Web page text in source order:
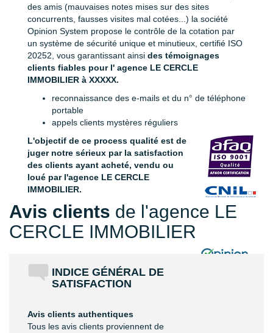
des amis (mauvaises notes mises sur des sites
concurrents, fausses visites mal cotées...) la société
Opinion System propose le contrôle de la cotation par
un système de sécurité unique et minutieux, certifié ISO
20252, vous garantissant ainsi des témoignages
clients fiables pour l' agence LE CERCLE
IMMOBILIER à XXXXX.
reconnaissance des e-mails et du n° de téléphone
portable
appels clients mystères réguliers
L'objectif de ce process qualité est de
juger notre sérieux par la satisfaction
des clients ayant acheté, vendu ou
loué par l'agence LE CERCLE
IMMOBILIER.
Avis clients de l'agence LE
CERCLE IMMOBILIER
INDICE GÉNÉRAL DE
SATISFACTION
Avis clients authentiques
Tous les avis clients proviennent de